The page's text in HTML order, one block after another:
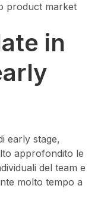
product market
in
early stage,
approfondito le
del team e
molto tempo a